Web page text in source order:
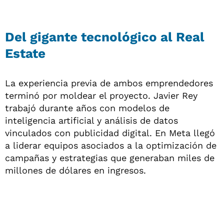
Del gigante tecnológico al Real
Estate
La experiencia previa de ambos emprendedores
terminó por moldear el proyecto. Javier Rey
trabajó durante años con modelos de
inteligencia artificial y análisis de datos
vinculados con publicidad digital. En Meta llegó
a liderar equipos asociados a la optimización de
campañas y estrategias que generaban miles de
millones de dólares en ingresos.